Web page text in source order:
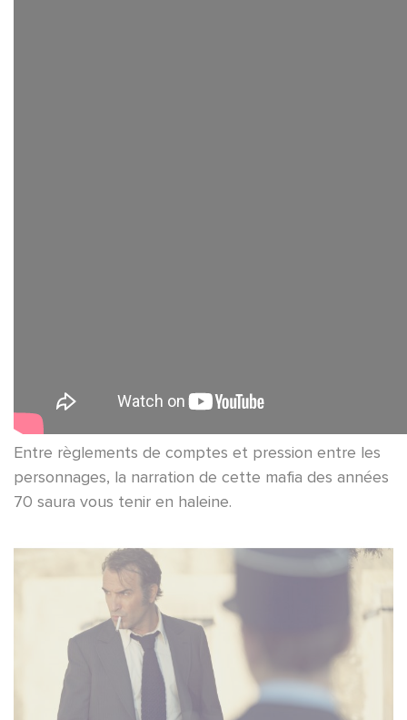
Entre règlements de comptes et pression entre les
personnages, la narration de cette mafia des années
70 saura vous tenir en haleine.